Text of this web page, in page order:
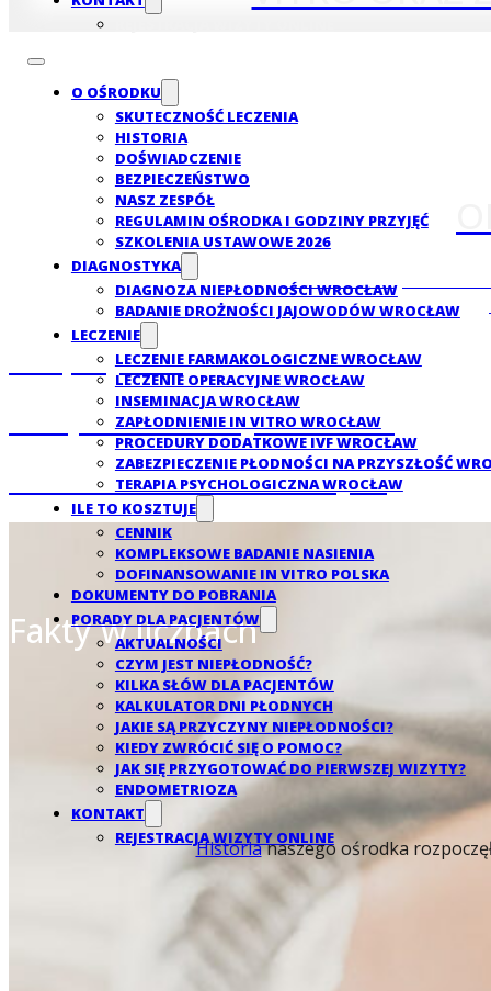
O OŚRODKU
SKUTECZNOŚĆ LECZENIA
HISTORIA
DOŚWIADCZENIE
BEZPIECZEŃSTWO
NASZ ZESPÓŁ
REGULAMIN OŚRODKA I GODZINY PRZYJĘĆ
SZKOLENIA USTAWOWE 2026
DIAGNOSTYKA
DIAGNOZA NIEPŁODNOŚCI WROCŁAW
BADANIE DROŻNOŚCI JAJOWODÓW WROCŁAW
LECZENIE
LECZENIE FARMAKOLOGICZNE WROCŁAW
LECZENIE OPERACYJNE WROCŁAW
INSEMINACJA WROCŁAW
ZAPŁODNIENIE IN VITRO WROCŁAW
PROCEDURY DODATKOWE IVF WROCŁAW
ZABEZPIECZENIE PŁODNOŚCI NA PRZYSZŁOŚĆ
TERAPIA PSYCHOLOGICZNA WROCŁAW
ILE TO KOSZTUJE
CENNIK
KOMPLEKSOWE BADANIE NASIENIA
DOFINANSOWANIE IN VITRO POLSKA
DOKUMENTY DO POBRANIA
PORADY DLA PACJENTÓW
AKTUALNOŚCI
CZYM JEST NIEPŁODNOŚĆ?
KILKA SŁÓW DLA PACJENTÓW
KALKULATOR DNI PŁODNYCH
JAKIE SĄ PRZYCZYNY NIEPŁODNOŚCI?
KIEDY ZWRÓCIĆ SIĘ O POMOC?
JAK SIĘ PRZYGOTOWAĆ DO PIERWSZEJ WIZYTY?
ENDOMETRIOZA
KONTAKT
REJESTRACJA WIZYTY ONLINE
UWAGA: Po wyniki
Dla pacjenta
Chcę zbadać swoje nasienie
Bank komórek rozrodczych
Fakty w liczbach
Historianaszego ośrodka